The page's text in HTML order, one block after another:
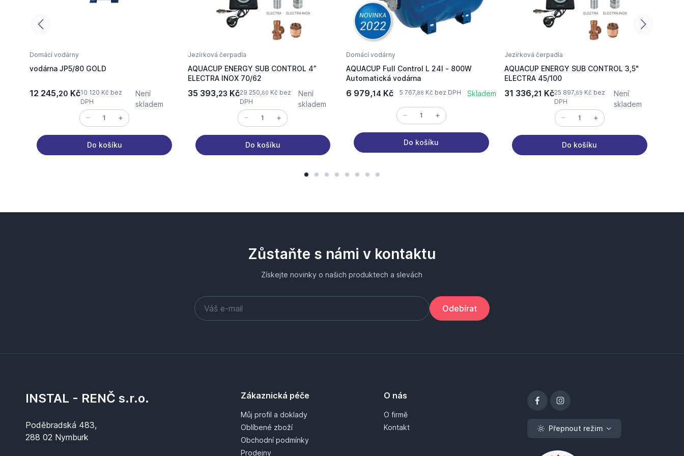
Domácí vodárny
vodárna JP5/80 GOLD
12 245,20 Kč10 120 Kč bez
DPH
Není
skladem
Do košíku
Jezírková čerpadla
AQUACUP ENERGY SUB CONTROL 4”
ELECTRA INOX 70/62
35 393,23 Kč29 250,60 Kč bez
DPH
Není
skladem
Do košíku
Domácí vodárny
AQUACUP Full Control L 24l - 800W
Automatická vodárna
6 979,14 Kč 5 767,88 Kč bez DPH Skladem
Do košíku
Jezírková čerpadla
AQUACUP ENERGY SUB CONTROL 3,5"
ELECTRA 45/100
31 336,21 Kč25 897,69 Kč bez
DPH
Není
skladem
Do košíku
Zůstaňte s námi v kontaktu
Získejte novinky o našich produktech a slevách
Odebírat
INSTAL - RENČ s.r.o.
Poděbradská 483,
288 02 Nymburk
Zákaznická péče
Můj profil a doklady
Oblíbené zboží
Obchodní podmínky
Prodejny
O nás
O firmě
Kontakt
Přepnout režim